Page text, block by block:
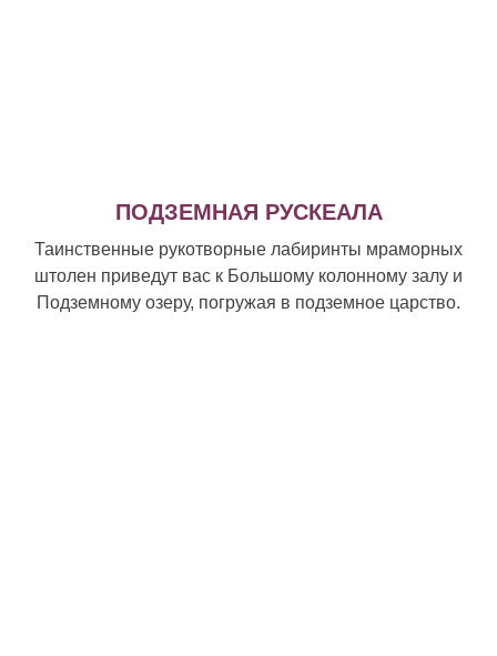
ПОДЗЕМНАЯ РУСКЕАЛА
Таинственные рукотворные лабиринты мраморных
штолен приведут вас к Большому колонному залу и
Подземному озеру, погружая в подземное царство.